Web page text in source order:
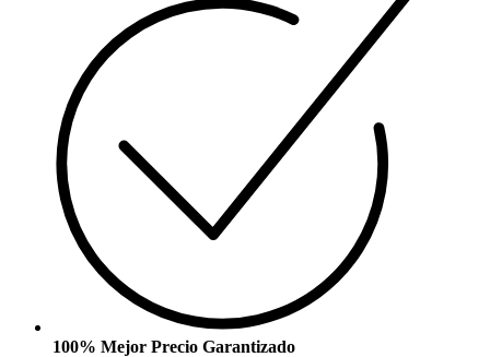
100% Mejor Precio Garantizado